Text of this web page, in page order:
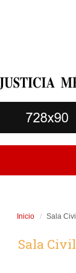
Inicio Sala Civil
Sala Civil